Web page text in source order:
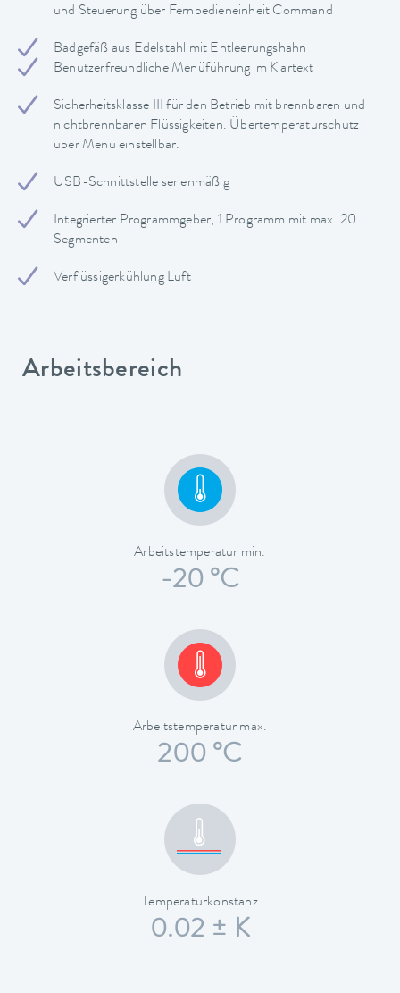
und Steuerung über Fernbedieneinheit Command
Badgefäß aus Edelstahl mit Entleerungshahn
Benutzerfreundliche Menüführung im Klartext
Sicherheitsklasse III für den Betrieb mit brennbaren und
nichtbrennbaren Flüssigkeiten. Übertemperaturschutz
über Menü einstellbar.
USB-Schnittstelle serienmäßig
Integrierter Programmgeber, 1 Programm mit max. 20
Segmenten
Verflüssigerkühlung Luft
Arbeitsbereich
Arbeitstemperatur min.
-20 °C
Arbeitstemperatur max.
200 °C
Temperaturkonstanz
0.02 ± K